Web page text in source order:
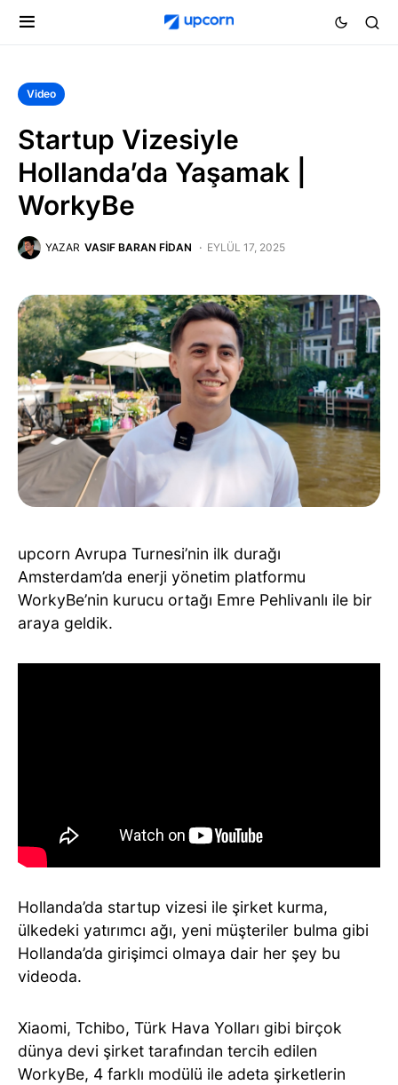
Video
Startup Vizesiyle
Hollanda’da Yaşamak |
WorkyBe
YAZAR VASIF BARAN FIDAN EYLÜL 17, 2025
upcorn Avrupa Turnesi’nin ilk durağı
Amsterdam’da enerji yönetim platformu
WorkyBe’nin kurucu ortağı Emre Pehlivanlı ile bir
araya geldik.
Hollanda’da startup vizesi ile şirket kurma,
ülkedeki yatırımcı ağı, yeni müşteriler bulma gibi
Hollanda’da girişimci olmaya dair her şey bu
videoda.
Xiaomi, Tchibo, Türk Hava Yolları gibi birçok
dünya devi şirket tarafından tercih edilen
WorkyBe, 4 farklı modülü ile adeta şirketlerin